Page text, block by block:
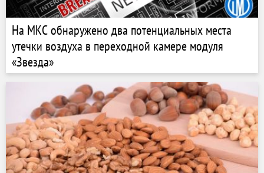
На МКС обнаружено два потенциальных места
утечки воздуха в переходной камере модуля
«Звезда»